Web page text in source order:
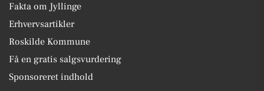
Fakta om Jyllinge
Erhvervsartikler
Roskilde Kommune
Få en gratis salgsvurdering
Sponsoreret indhold